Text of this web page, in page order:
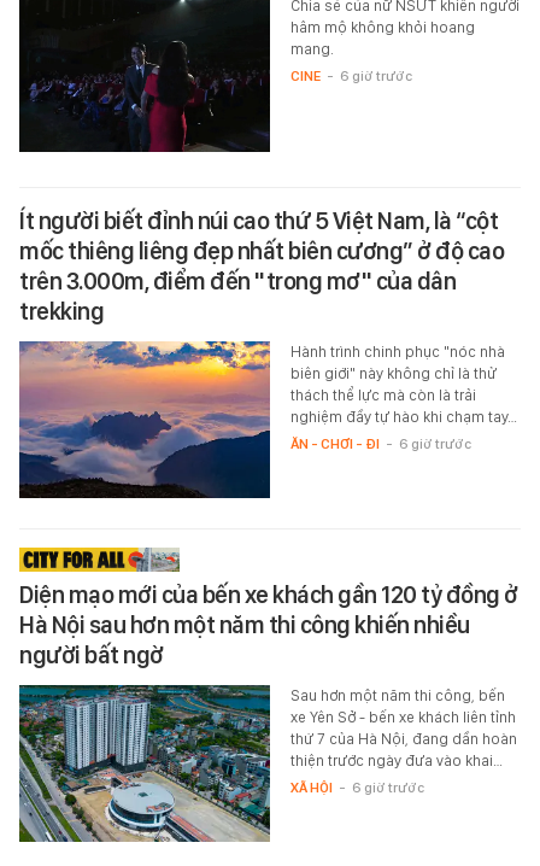
Chia sẻ của nữ NSƯT khiến người
hâm mộ không khỏi hoang
mang.
CINE - 6 giờ trước
Ít người biết đỉnh núi cao thứ 5 Việt Nam, là “cột
mốc thiêng liêng đẹp nhất biên cương” ở độ cao
trên 3.000m, điểm đến "trong mơ" của dân
trekking
Hành trình chinh phục "nóc nhà
biên giới" này không chỉ là thử
thách thể lực mà còn là trải
nghiệm đầy tự hào khi chạm tay…
ĂN - CHƠI - ĐI - 6 giờ trước
Diện mạo mới của bến xe khách gần 120 tỷ đồng ở
Hà Nội sau hơn một năm thi công khiến nhiều
người bất ngờ
Sau hơn một năm thi công, bến
xe Yên Sở - bến xe khách liên tỉnh
thứ 7 của Hà Nội, đang dần hoàn
thiện trước ngày đưa vào khai…
XÃ HỘI - 6 giờ trước